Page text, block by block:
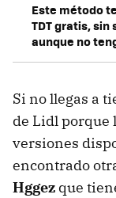
Este método
TDT gratis,
aunque no
Si no llegas a
de Lidl porque
versiones
encontrado
Hggez que